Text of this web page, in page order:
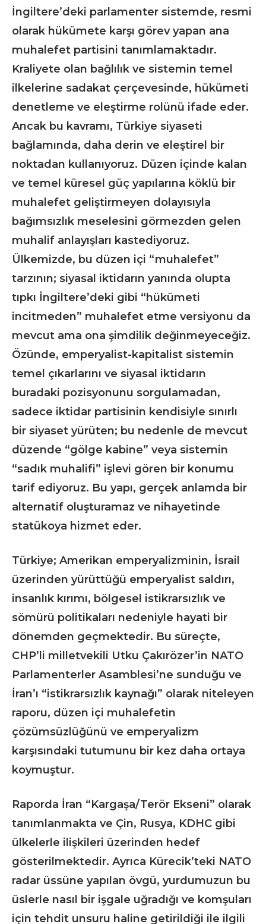
İngiltere’deki parlamenter sistemde, resmi
olarak hükümete karşı görev yapan ana
muhalefet partisini tanımlamaktadır.
Kraliyete olan bağlılık ve sistemin temel
ilkelerine sadakat çerçevesinde, hükümeti
denetleme ve eleştirme rolünü ifade eder.
Ancak bu kavramı, Türkiye siyaseti
bağlamında, daha derin ve eleştirel bir
noktadan kullanıyoruz. Düzen içinde kalan
ve temel küresel güç yapılarına köklü bir
muhalefet geliştirmeyen dolayısıyla
bağımsızlık meselesini görmezden gelen
muhalif anlayışları kastediyoruz.
Ülkemizde, bu düzen içi “muhalefet”
tarzının; siyasal iktidarın yanında olupta
tıpkı İngiltere’deki gibi “hükümeti
incitmeden” muhalefet etme versiyonu da
mevcut ama ona şimdilik değinmeyeceğiz.
Özünde, emperyalist-kapitalist sistemin
temel çıkarlarını ve siyasal iktidarın
buradaki pozisyonunu sorgulamadan,
sadece iktidar partisinin kendisiyle sınırlı
bir siyaset yürüten; bu nedenle de mevcut
düzende “gölge kabine” veya sistemin
“sadık muhalifi” işlevi gören bir konumu
tarif ediyoruz. Bu yapı, gerçek anlamda bir
alternatif oluşturamaz ve nihayetinde
statükoya hizmet eder.
Türkiye; Amerikan emperyalizminin, İsrail
üzerinden yürüttüğü emperyalist saldırı,
insanlık kırımı, bölgesel istikrarsızlık ve
sömürü politikaları nedeniyle hayati bir
dönemden geçmektedir. Bu süreçte,
CHP’li milletvekili Utku Çakırözer’in NATO
Parlamenterler Asamblesi’ne sunduğu ve
İran’ı “istikrarsızlık kaynağı” olarak niteleyen
raporu, düzen içi muhalefetin
çözümsüzlüğünü ve emperyalizm
karşısındaki tutumunu bir kez daha ortaya
koymuştur.
Raporda İran “Kargaşa/Terör Ekseni” olarak
tanımlanmakta ve Çin, Rusya, KDHC gibi
ülkelerle ilişkileri üzerinden hedef
gösterilmektedir. Ayrıca Kürecik’teki NATO
radar üssüne yapılan övgü, yurdumuzun bu
üslerle nasıl bir işgale uğradığı ve komşuları
için tehdit unsuru haline getirildiği ile ilgili